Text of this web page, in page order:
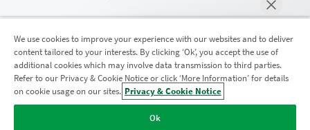
立即聊天
Qlik 社群
法律合約 產品條款 Legal Policies
法律條規
Do Not Share My Info
We use cookies to improve your experience with our websites and to deliver
content tailored to your interests. By clicking ‘Ok’, you accept the use of
additional cookies which may involve data transmission to third parties.
Refer to our Privacy & Cookie Notice or click ‘More Information’ for details
on cookie usage on our sites. Privacy & Cookie Notice
Ok